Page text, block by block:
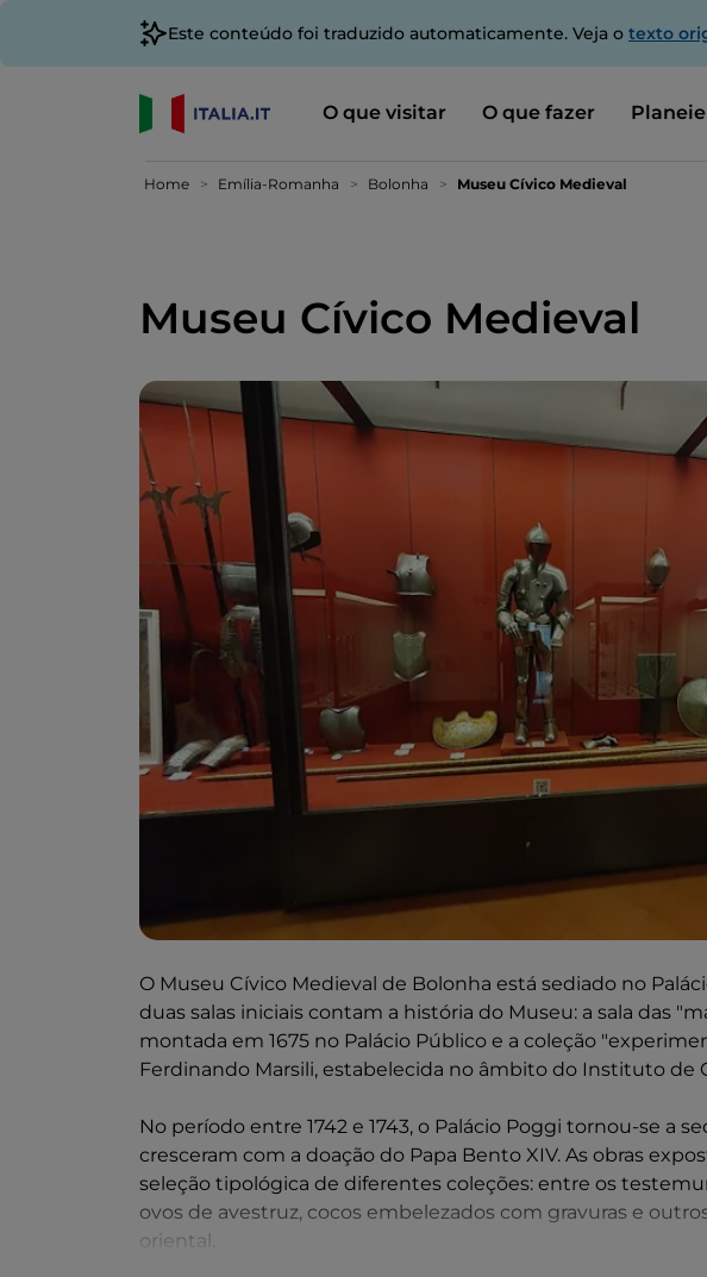
Este conteúdo foi traduzido automaticamente. Veja o texto
O que visitar O que fazer
Home Emília-Romanha Bolonha Museu Cívico Medieval
Museu Cívico Medieval
O Museu Cívico Medieval de Bolonha está sediado no
duas salas iniciais contam a história do Museu: a sala das
montada em 1675 no Palácio Público e a coleção
Ferdinando Marsili, estabelecida no âmbito do Instituto de
No período entre 1742 e 1743, o Palácio Poggi tornou-se a
cresceram com a doação do Papa Bento XIV. As obras
seleção tipológica de diferentes coleções: entre os
ovos de avestruz, cocos embelezados com gravuras e
oriental.